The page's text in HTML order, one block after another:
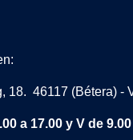
18. 46117 (Bétera) -
a 17.00 y V de